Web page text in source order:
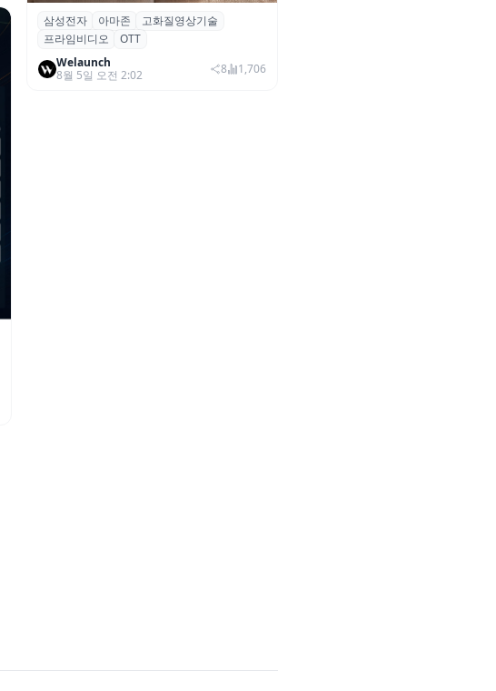
삼성전자·아마존, 프라임 비디오에
‘HDR10+ 어드밴스드’ 적용
삼성전자 아마존
고화질영상기술
프라임비디오
OTT
Welaunch
8월 5일 오전 2:02
8 1,706